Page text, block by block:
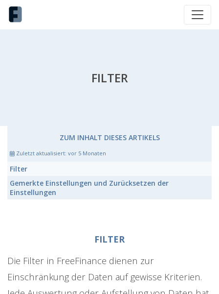
FILTER
ZUM INHALT DIESES ARTIKELS
Zuletzt aktualisiert: vor 5 Monaten
Filter
Gemerkte Einstellungen und Zurücksetzen der
Einstellungen
FILTER
Die Filter in FreeFinance dienen zur
Einschränkung der Daten auf gewisse Kriterien.